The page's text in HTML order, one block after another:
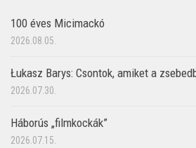
100 éves Micimackó
2026.08.05.
Łukasz Barys: Csontok, amiket a
2026.07.30.
Háborús „filmkockák”
2026.07.15.